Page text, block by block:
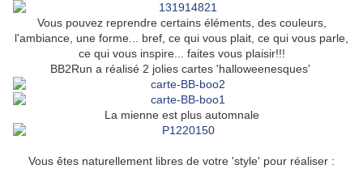
Vous pouvez reprendre certains éléments, des couleurs,
l'ambiance, une forme... bref, ce qui vous plait, ce qui vous parle,
ce qui vous inspire... faites vous plaisir!!!
BB2Run a réalisé 2 jolies cartes 'halloweenesques'
La mienne est plus automnale
Vous êtes naturellement libres de votre 'style' pour réaliser :